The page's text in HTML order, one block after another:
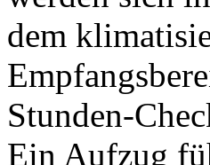
dem
Stunden-
Ein Aufzug